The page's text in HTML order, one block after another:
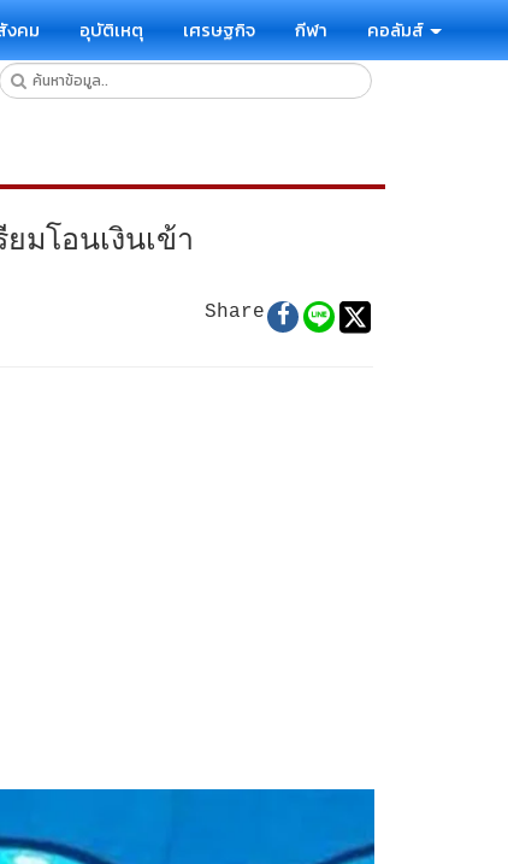
งคม อุบัติเหตุ เศรษฐกิจ กีฬา คอลัมส์
มโอนเงินเข้า
Share